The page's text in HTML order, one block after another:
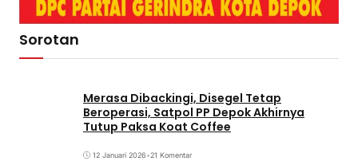
Sorotan
Merasa Dibackingi, Disegel Tetap
Beroperasi, Satpol PP Depok Akhirnya
Tutup Paksa Koat Coffee
12 Januari 2026•21 Komentar